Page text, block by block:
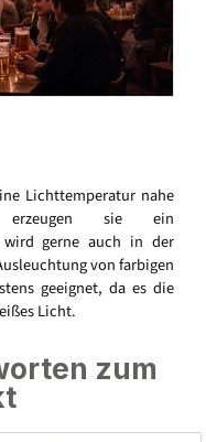
Lichttemperatur nahe
erzeugen sie ein
wird gerne auch in der
von farbigen
geeignet, da es die
Licht.
zum